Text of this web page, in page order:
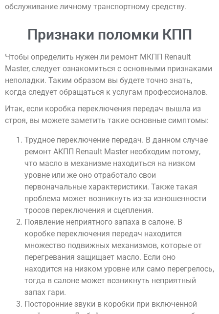
обслуживание личному транспортному средству.
Признаки поломки КПП
Чтобы определить нужен ли ремонт МКПП Renault
Master, следует ознакомиться с основными признаками
неполадки. Таким образом вы будете точно знать,
когда следует обращаться к услугам профессионалов.
Итак, если коробка переключения передач вышла из
строя, вы можете заметить такие основные симптомы:
Трудное переключение передач. В данном случае
ремонт АКПП Renault Master необходим потому,
что масло в механизме находиться на низком
уровне или же оно отработало свои
первоначальные характеристики. Также такая
проблема может возникнуть из-за изношенности
тросов переключения и сцепления.
Появление неприятного запаха в салоне. В
коробке переключения передач находится
множество подвижных механизмов, которые от
перегревания защищает масло. Если оно
находится на низком уровне или само перегрелось,
тогда в салоне может возникнуть неприятный
запах гари.
Посторонние звуки в коробки при включенной